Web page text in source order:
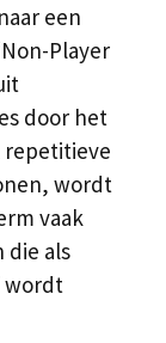
een
Player
door het
repetitieve
wordt
vaak
die als
wordt